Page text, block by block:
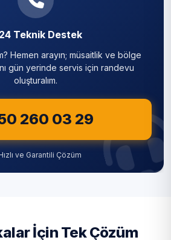
Teknik Destek
Hemen arayın; müsaitlik ve bölge
gün yerinde servis için randevu
oluşturalım.
260 03 29
ve Garantili Çözüm
İçin Tek Çözüm